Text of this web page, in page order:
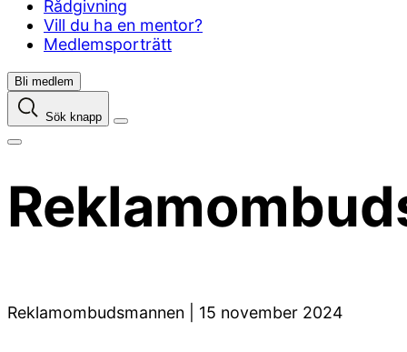
Rådgivning
Vill du ha en mentor?
Medlemsporträtt
Bli medlem
Sök knapp
Reklamombudsmannen 15 november 2024